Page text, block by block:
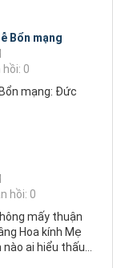
Bổn mạng
hồi: 0
mạng: Đức
hồi: 0
mấy thuận
Hoa kính Mẹ
ai hiểu thấu…